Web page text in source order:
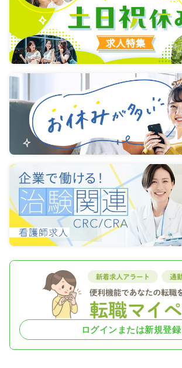
ログインまたは新規登録